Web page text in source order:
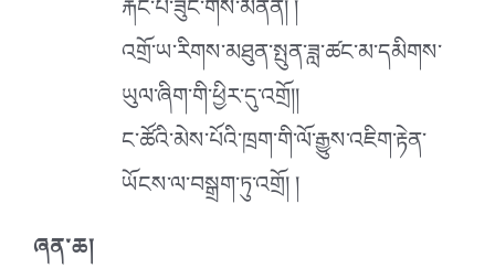
རྐང་པ་ཟུང་གིས་མནན། །
འགྲོ་ཡ་རིགས་མཐུན་སྤུན་ཟླ་ཚང་མ་དམིགས་
ཡུལ་ཞིག་གི་ཕྱིར་དུ་འགྲོ།།
ང་ཚོའི་མེས་པོའི་ཁྲག་གི་ལོ་རྒྱུས་འཇིག་རྟེན་
ཡོངས་ལ་བསྒྲག་ཏུ་འགྲོ། །
ཞན་ཆ།